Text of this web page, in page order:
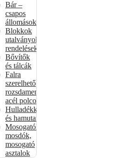
Bár –
csapos
állomások
Blokkok
utalványokhoz,
rendelésekhez
Bővítők
és tálcák
Falra
szerelhető
rozsdamentes
acél polcok
Hulladékkosarak
és hamutartók
Mosogatók,
mosdók,
mosogató
asztalok